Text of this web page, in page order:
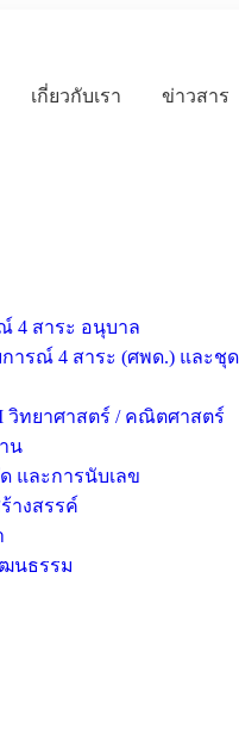
เกี่ยวกับเรา ข่าวสาร
4 สาระ อนุบาล
ารณ์ 4 สาระ (ศพด.) และชุ
วิทยาศาสตร์ / คณิตศาสตร์
น
และการนับเลข
างสรรค์
นธรรม